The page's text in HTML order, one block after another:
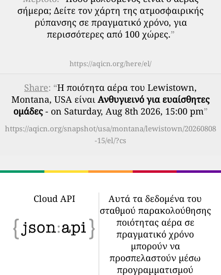
σήμερα; Δείτε τον χάρτη της ατμοσφαιρικής
ρύπανσης σε πραγματικό χρόνο, για
περισσότερες από 100 χώρες.”
https://aqicn.org/here/el/
Share: “Η ποιότητα αέρα του Lewistown,
Montana, USA είναι Ανθυγιεινό για ευαίσθητες
ομάδες - on Saturday, Aug 8th 2026, 15:00 pm”
https://aqicn.org/snapshot/usa/montana/lewistown/20260808
-15/el/?cs
Cloud API
Αυτά τα δεδομένα του
σταθμού παρακολούθησης
ποιότητας αέρα σε
πραγματικό χρόνο
μπορούν να
προσπελαστούν μέσω
προγραμματισμού